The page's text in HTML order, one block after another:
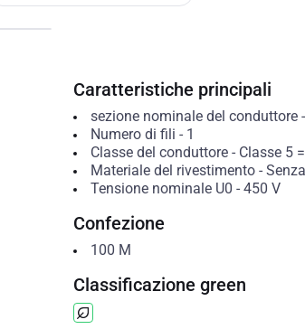
Caratteristiche principali
sezione nominale del conduttore-
Numero di fili - 1
Classe del conduttore- Classe 5
Materiale del rivestimento- Senza
Tensione nominale U0 - 450 V
Confezione
100 M
Classificazione green